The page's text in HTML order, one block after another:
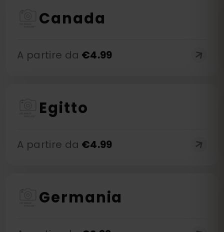
Canada
A partire da €4.99
Egitto
A partire da €4.99
Germania